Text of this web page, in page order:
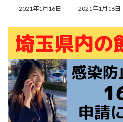
2021年1月16日
最
新
日
時
:
2021年1月16日